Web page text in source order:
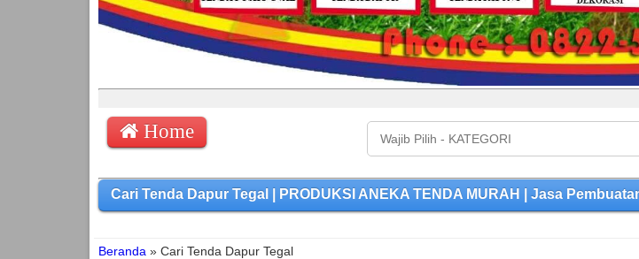
Home
Cari Tenda Dapur Tegal | PRODUKSI ANEKA TENDA MURAH | Jasa
Beranda » Cari Tenda Dapur Tegal